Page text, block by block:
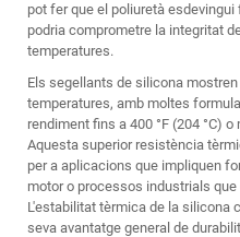
pot fer que el poliuretà
podria comprometre la integritat
temperatures.
Els segellants de silicona
temperatures, amb moltes
rendiment fins a 400 °F (204 °C)
Aquesta superior resistència
per a aplicacions que impliquen
motor o processos industrials
L'estabilitat tèrmica de la silicona
seva avantatge general de